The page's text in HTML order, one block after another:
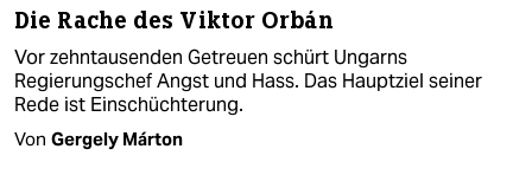
Die Rache des Viktor Orbán
Vor zehntausenden Getreuen schürt Ungarns
Regierungschef Angst und Hass. Das Hauptziel seiner
Rede ist Einschüchterung.
Von Gergely Márton